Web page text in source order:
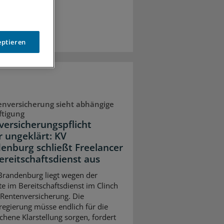
sieht abhängige
ungeklärt: KV
schließt Freelancer
aus
liegt wegen der
im Bereitschaftsdienst im Clinch
Die
müsse endlich für die
Klarstellung sorgen, fordert